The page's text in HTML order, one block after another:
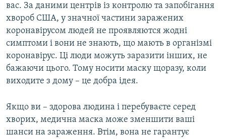
вас. За даними центрів із контролю та запобігання
хвороб США, у значної частини заражених
коронавірусом людей не проявляются жодні
симптоми і вони не знають, що мають в організмі
коронавірус. Ці люди можуть заразити інших, не
бажаючи цього. Тому носити маску щоразу, коли
виходите з дому – це добра ідея.
Якщо ви – здорова людина і перебуваєте серед
хворих, медична маска може зменшити ваші
шанси на зараження. Втім, вона не гарантує